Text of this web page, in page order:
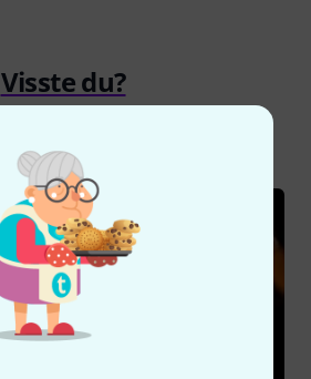
Visste du?